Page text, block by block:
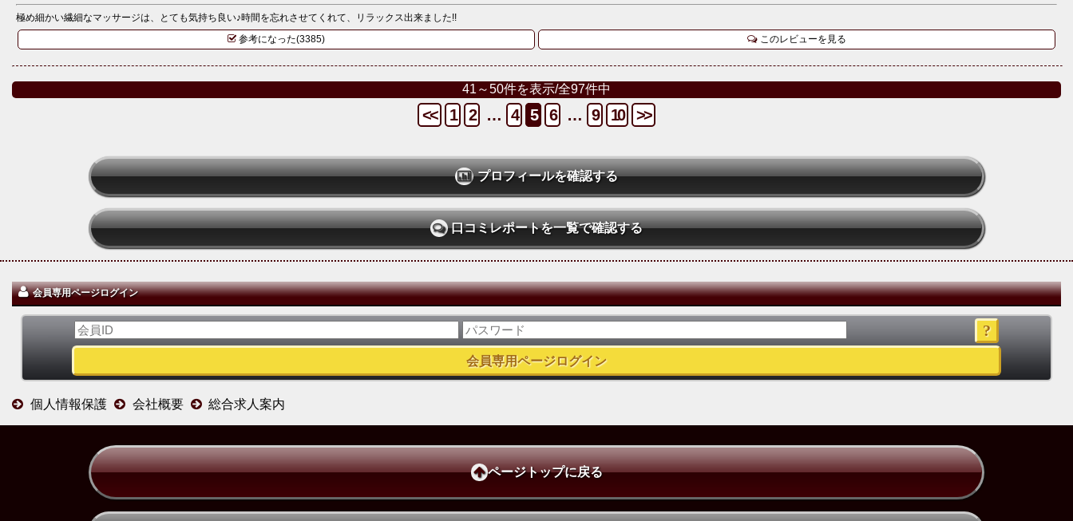
極め細かい繊細なマッサージは、とても気持ち良い♪時間を忘れさせてくれて、リラックス出来ました!!
参考になった(3385)
このレビューを見る
41～50件を表示/全97件中
<< 1 2 … 4 5 6 … 9 10 >>
プロフィールを確認する
口コミレポートを一覧で確認する
会員専用ページログイン
個人情報保護 会社概要 総合求人案内
ページトップに戻る